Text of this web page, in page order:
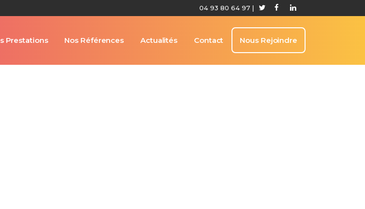
04 93 80 64 97 |
Prestations Nos Références Actualités Contact Nous Rejoindre